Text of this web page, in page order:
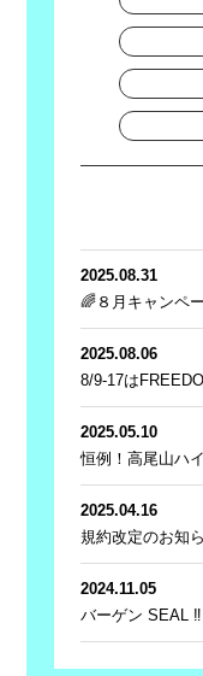
2025.08.31
🌈８月キャンペ
2025.08.06
8/9-17は
2025.05.10
恒例！高尾山ハ
2025.04.16
規約改定のお知
2024.11.05
バーゲン SEAL ‼